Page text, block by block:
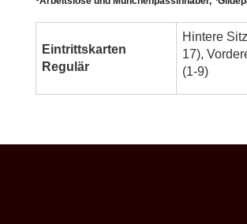
Eintrittskarten
Regulär
Hintere
17),
(1-9)